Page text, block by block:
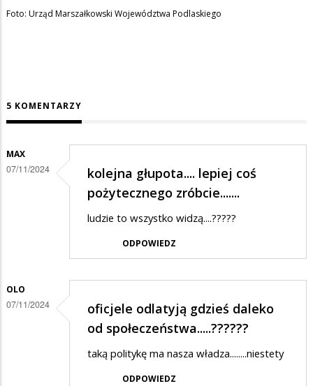
Foto: Urząd Marszałkowski Województwa Podlaskiego
5 KOMENTARZY
MAX
07/11/2024
kolejna głupota.... lepiej coś
pożytecznego zróbcie.......
ludzie to wszystko widzą....?????
ODPOWIEDZ
OLO
07/11/2024
oficjele odlatyją gdzieś daleko
od społeczeństwa.....??????
taką politykę ma nasza władza........niestety
ODPOWIEDZ